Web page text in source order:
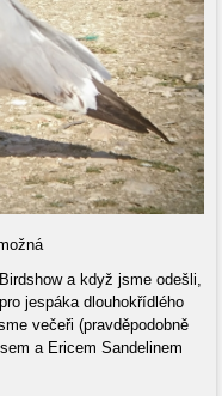
a když jsme odešli,
jespáka dlouhokřídlého
večeři (pravděpodobně
a Ericem Sandelinem